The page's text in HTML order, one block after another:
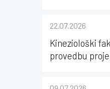
22.07.2026
Kineziološki
provedbu